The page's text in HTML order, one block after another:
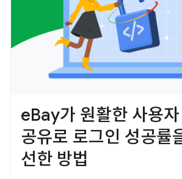
eBay가 원활한 사용
공유로 로그인 성공률
선한 방법